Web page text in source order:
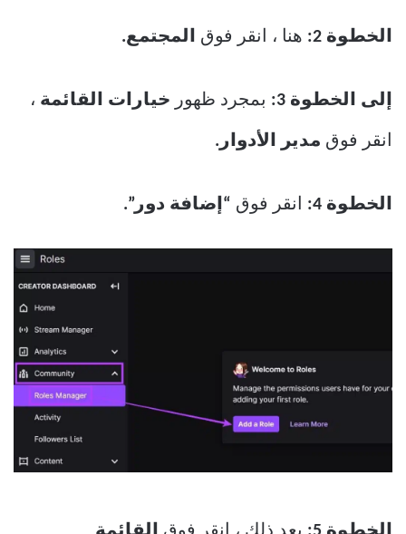
الخطوة 2: هنا ، انقر فوق المجتمع.
إلى الخطوة 3: بمجرد ظهور خيارات القائمة ،
انقر فوق مدير الأدوار.
الخطوة 4: انقر فوق “إضافة دور”.